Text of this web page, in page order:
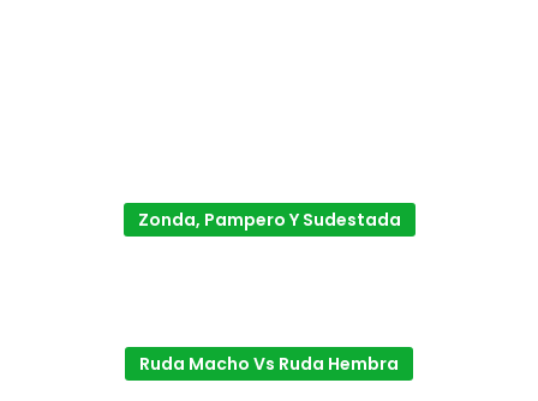
Zonda, Pampero Y Sudestada
Ruda Macho Vs Ruda Hembra